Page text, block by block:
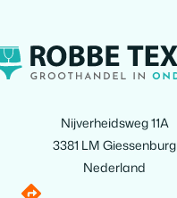
Nijverheidsweg 11A
3381 LM Giessenburg
Nederland